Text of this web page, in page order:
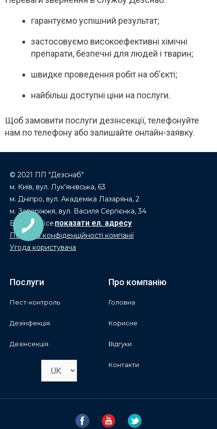
гарантуємо успішний результат;
застосовуємо високоефективні хімічні
препарати, безпечні для людей і тварин;
швидке проведення робіт на об’єкті;
найбільш доступні ціни на послуги.
Щоб замовити послуги дезінсекції, телефонуйте
нам по телефону або залишайте онлайн-заявку.
© 2021 ПП "Дезснаб"
м. Київ, вул. Лук'янівська, 63
м. Дніпро, вул. Академіка Лазаряна, 2
м. Запоріжжя, вул. Василя Сергієнка, 34
E-mail: office
Політика конфіденційності компанії
Угода користувача
Послуги
Пест-контроль
Дезінфекція
Дезінсекція
Про компанію
Головна
Корисне
Відгуки
Контакти